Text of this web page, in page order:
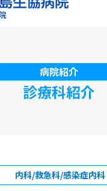
病院紹介
診療科紹介
内科/救急科/感染症内科